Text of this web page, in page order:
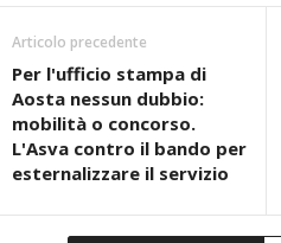
Articolo precedente
Per l'ufficio stampa di
Aosta nessun dubbio:
mobilità o concorso.
L'Asva contro il bando per
esternalizzare il servizio